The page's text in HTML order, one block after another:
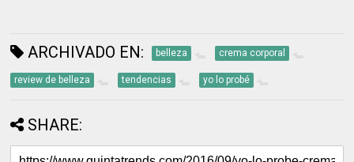
ARCHIVADO EN: belleza crema corporal
review de belleza tendencias yo lo probé
SHARE: